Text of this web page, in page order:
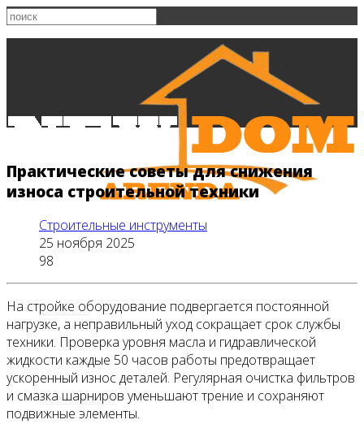
Главная
Все новости
Практические советы для снижения
износа строительной техники
Строительные инструменты
25 ноября 2025
98
На стройке оборудование подвергается постоянной
нагрузке, а неправильный уход сокращает срок службы
техники. Проверка уровня масла и гидравлической
жидкости каждые 50 часов работы предотвращает
ускоренный износ деталей. Регулярная очистка фильтров
и смазка шарниров уменьшают трение и сохраняют
подвижные элементы.